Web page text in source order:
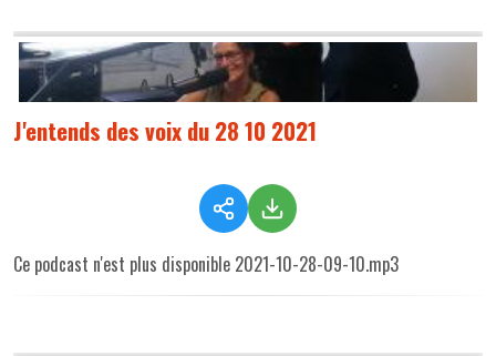
J'entends des voix du 28 10 2021
Ce podcast n'est plus disponible 2021-10-28-09-10.mp3